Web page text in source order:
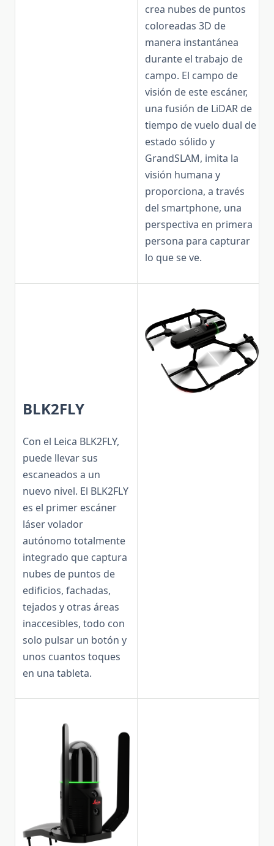
crea nubes de puntos
coloreadas 3D de
manera instantánea
durante el trabajo de
campo. El campo de
visión de este escáner,
una fusión de LiDAR de
tiempo de vuelo dual de
estado sólido y
GrandSLAM, imita la
visión humana y
proporciona, a través
del smartphone, una
perspectiva en primera
persona para capturar
lo que se ve.
BLK2FLY
Con el Leica BLK2FLY,
puede llevar sus
escaneados a un
nuevo nivel. El BLK2FLY
es el primer escáner
láser volador
autónomo totalmente
integrado que captura
nubes de puntos de
edificios, fachadas,
tejados y otras áreas
inaccesibles, todo con
solo pulsar un botón y
unos cuantos toques
en una tableta.